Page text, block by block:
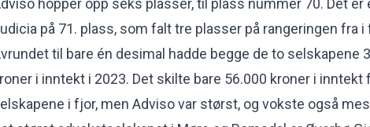
på 71. plass, som falt tre plasser på rangeringen fra i
til bare én desimal hadde begge de to selskapene
i inntekt i 2023. Det skilte bare 56.000 kroner i inntekt
i fjor, men Adviso var størst, og vokste også